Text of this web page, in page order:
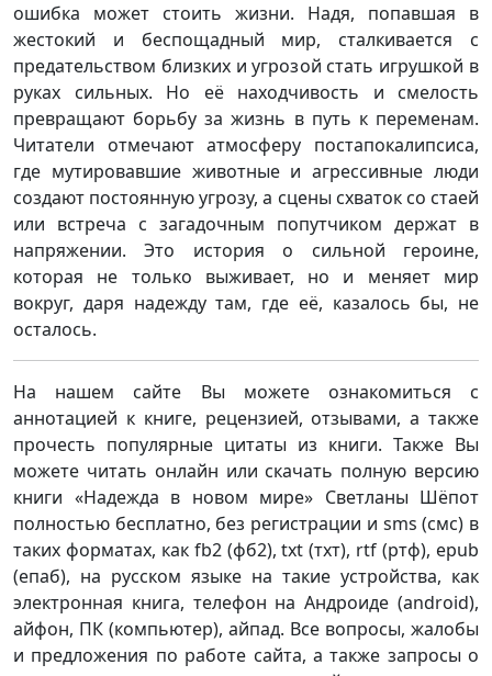
ошибка может стоить жизни. Надя, попавшая в
жестокий и беспощадный мир, сталкивается с
предательством близких и угрозой стать игрушкой в
руках сильных. Но её находчивость и смелость
превращают борьбу за жизнь в путь к переменам.
Читатели отмечают атмосферу постапокалипсиса,
где мутировавшие животные и агрессивные люди
создают постоянную угрозу, а сцены схваток со стаей
или встреча с загадочным попутчиком держат в
напряжении. Это история о сильной героине,
которая не только выживает, но и меняет мир
вокруг, даря надежду там, где её, казалось бы, не
осталось.
На нашем сайте Вы можете ознакомиться с
аннотацией к книге, рецензией, отзывами, а также
прочесть популярные цитаты из книги. Также Вы
можете читать онлайн или скачать полную версию
книги «Надежда в новом мире» Светланы Шёпот
полностью бесплатно, без регистрации и sms (смс) в
таких форматах, как fb2 (фб2), txt (тхт), rtf (ртф), epub
(епаб), на русском языке на такие устройства, как
электронная книга, телефон на Андроиде (android),
айфон, ПК (компьютер), айпад. Все вопросы, жалобы
и предложения по работе сайта, а также запросы о